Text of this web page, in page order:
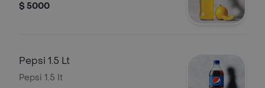
$ 5000
Pepsi 1.5 Lt
Pepsi 1.5 It